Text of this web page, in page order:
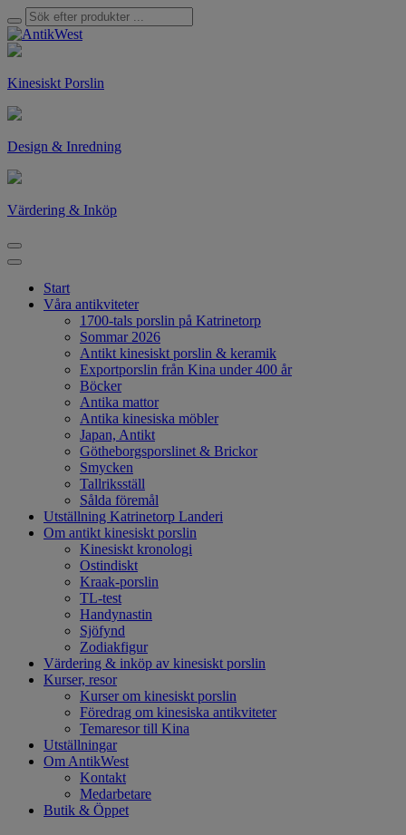
Kinesiskt Porslin
Design & Inredning
Värdering & Inköp
Start
Våra antikviteter
1700-tals porslin på Katrinetorp
Sommar 2026
Antikt kinesiskt porslin & keramik
Exportporslin från Kina under 400 år
Böcker
Antika mattor
Antika kinesiska möbler
Japan, Antikt
Götheborgsporslinet & Brickor
Smycken
Tallriksställ
Sålda föremål
Utställning Katrinetorp Landeri
Om antikt kinesiskt porslin
Kinesiskt kronologi
Ostindiskt
Kraak-porslin
TL-test
Handynastin
Sjöfynd
Zodiakfigur
Värdering & inköp av kinesiskt porslin
Kurser, resor
Kurser om kinesiskt porslin
Föredrag om kinesiska antikviteter
Temaresor till Kina
Utställningar
Om AntikWest
Kontakt
Medarbetare
Butik & Öppet